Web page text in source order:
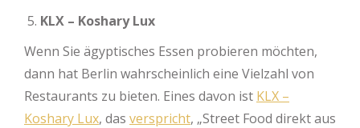
KLX – Koshary Lux
Wenn Sie ägyptisches Essen probieren möchten,
dann hat Berlin wahrscheinlich eine Vielzahl von
Restaurants zu bieten. Eines davon ist KLX –
Koshary Lux, das verspricht, „Street Food direkt aus